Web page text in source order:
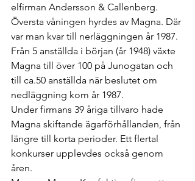
elfirman Andersson & Callenberg.
Översta våningen hyrdes av Magna. Där
var man kvar till nerläggningen år 1987.
Från 5 anställda i början (år 1948) växte
Magna till över 100 på Junogatan och
till ca.50 anställda när beslutet om
nedläggning kom år 1987.
Under firmans 39 åriga tillvaro hade
Magna skiftande ägarförhållanden, från
längre till korta perioder. Ett flertal
konkurser upplevdes också genom
åren.